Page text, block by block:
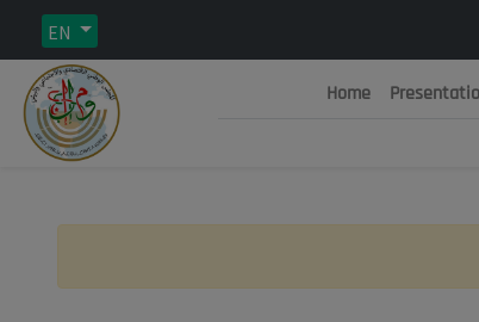
EN
Home